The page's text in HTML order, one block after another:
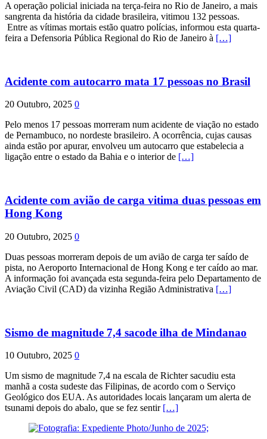
A operação policial iniciada na terça-feira no Rio de Janeiro, a mais
sangrenta da história da cidade brasileira, vitimou 132 pessoas.
Entre as vítimas mortais estão quatro polícias, informou esta quarta-
feira a Defensoria Pública Regional do Rio de Janeiro à […]
Acidente com autocarro mata 17 pessoas no Brasil
20 Outubro, 2025 0
Pelo menos 17 pessoas morreram num acidente de viação no estado
de Pernambuco, no nordeste brasileiro. A ocorrência, cujas causas
ainda estão por apurar, envolveu um autocarro que estabelecia a
ligação entre o estado da Bahia e o interior de […]
Acidente com avião de carga vitima duas pessoas em
Hong Kong
20 Outubro, 2025 0
Duas pessoas morreram depois de um avião de carga ter saído de
pista, no Aeroporto Internacional de Hong Kong e ter caído ao mar.
A informação foi avançada esta segunda-feira pelo Departamento de
Aviação Civil (CAD) da vizinha Região Administrativa […]
Sismo de magnitude 7,4 sacode ilha de Mindanao
10 Outubro, 2025 0
Um sismo de magnitude 7,4 na escala de Richter sacudiu esta
manhã a costa sudeste das Filipinas, de acordo com o Serviço
Geológico dos EUA. As autoridades locais lançaram um alerta de
tsunami depois do abalo, que se fez sentir […]